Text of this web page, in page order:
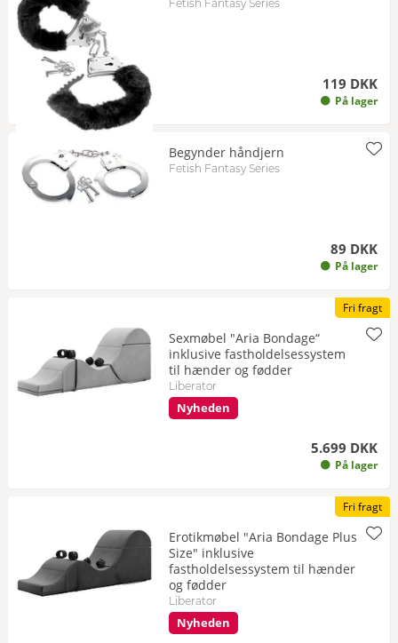
Fetish Fantasy Series
119 DKK
På lager
Begynder håndjern
Fetish Fantasy Series
89 DKK
På lager
Fri fragt
Sexmøbel "Aria Bondage“
inklusive fastholdelsessystem
til hænder og fødder
Liberator
Nyheden
5.699 DKK
På lager
Fri fragt
Erotikmøbel "Aria Bondage Plus
Size" inklusive
fastholdelsessystem til hænder
og fødder
Liberator
Nyheden